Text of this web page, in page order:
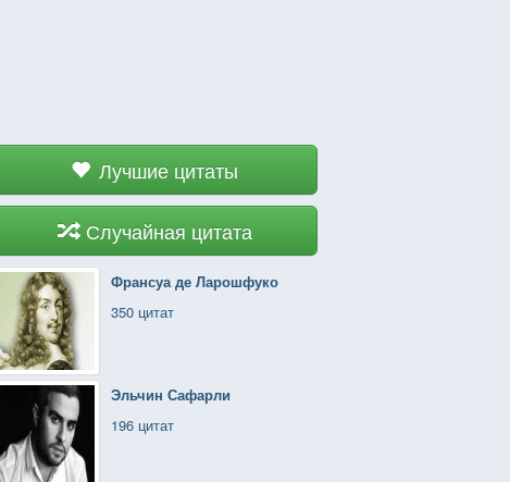
Лучшие цитаты
Случайная цитата
Франсуа де Ларошфуко
350 цитат
Эльчин Сафарли
196 цитат